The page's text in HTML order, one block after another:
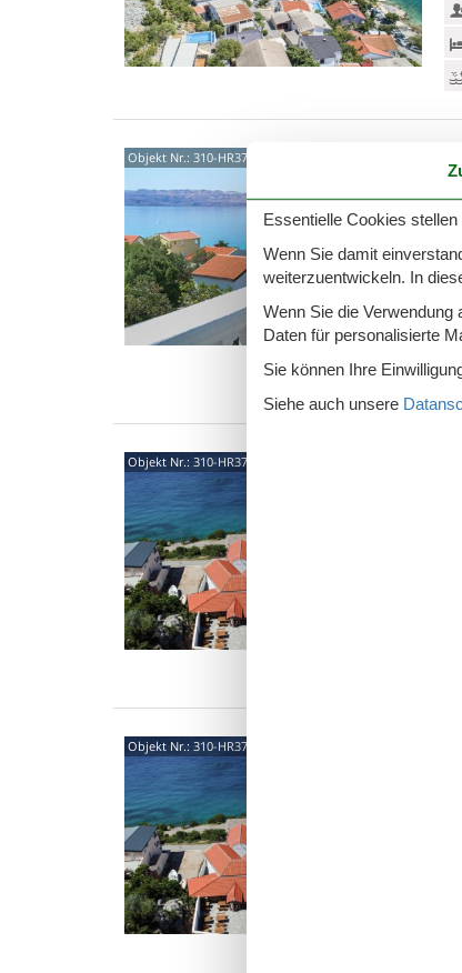
Objekt Nr.: 310-HR3750.111.1
6-
1
Objekt Nr.: 310-HR3750.104.4
Objekt Nr.: 310-HR3750.104.2
Essentielle Cookies
Wenn Sie damit
weiterzuentwickeln. In
Wenn Sie die
Daten für personalisierte
Sie können Ihre
Siehe auch unsere